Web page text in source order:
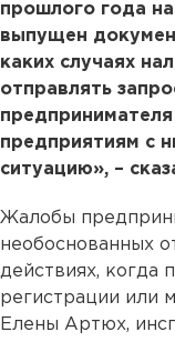
прошлого года
выпущен
каких случаях
отправлять
предприятиям с
ситуацию», –
Жалобы
необоснованных
действиях, когда
регистрации или
Елены Артюх,